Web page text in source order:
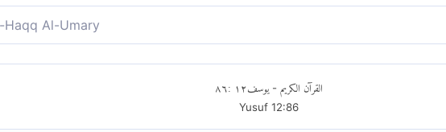
Haqq Al-Umary
القرآن الكريم - يوسف١٢ :٨٦
Yusuf12:86